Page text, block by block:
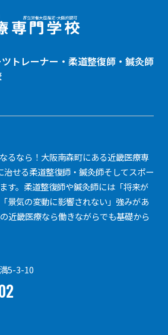
トレーナー・ 柔道整復師 ・鍼灸師
るなら！大阪南森町にある近畿医療専
治せる柔道整復師・鍼灸師そしてスポー
す。柔道整復師や鍼灸師には「将来が
景気の変動に影響されない」強みがあ
近畿医療なら働きながらでも基礎から
5-3-10